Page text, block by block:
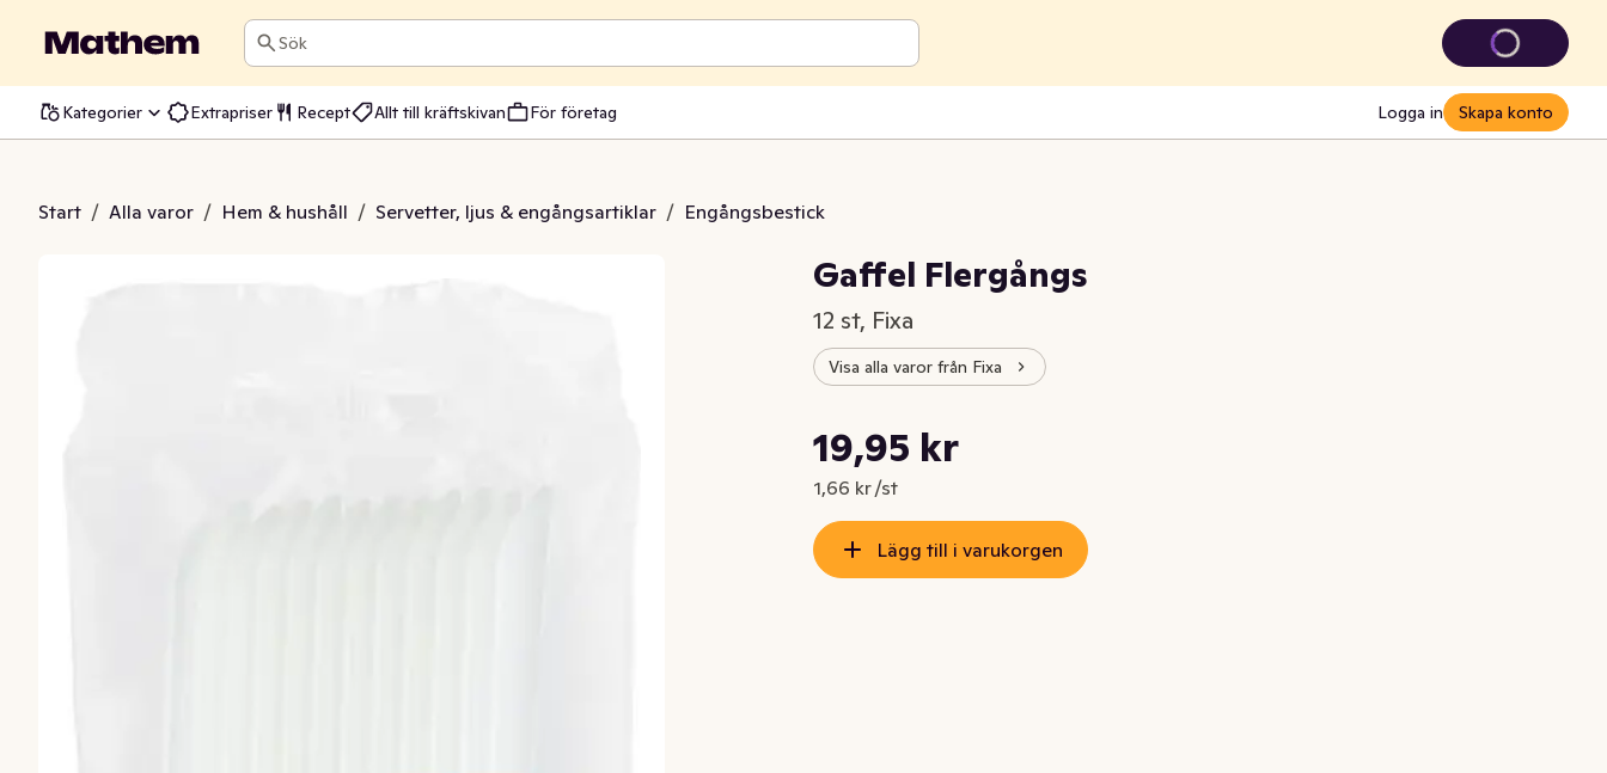
Sök
Kategorier Extrapriser Recept Allt till kräftskivan För företag Logga in Skapa konto
Start / Alla varor / Hem & hushåll / Servetter, ljus & engångsartiklar / Engångsbestick
Flergångs
Gaffel Flergångs
12 st, Fixa
Visa alla varor från Fixa
Nuvarande pris är: 19,95 kr
19,95 kr
1,66 kr /st
Styckpris: 1,66 kr /st
Lägg till i varukorgen